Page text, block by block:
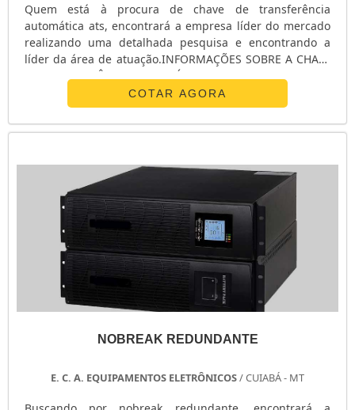
Quem está à procura de chave de transferência
automática ats, encontrará a empresa líder do mercado
realizando uma detalhada pesquisa e encontrando a
líder da área de atuação.INFORMAÇÕES SOBRE A CHAVE
DE TRANSFERÊNCIA AUTOMÁTICA ATSQuem procura por
chave de transferência automática ats em uma empresa
inovadora, acha o site da E. C. A. Equipamentos
Eletrônicos. Na companhia é possível encontrar
COTAR AGORA
NOBREAK REDUNDANTE
E. C. A. EQUIPAMENTOS ELETRÔNICOS/ CUIABÁ - MT